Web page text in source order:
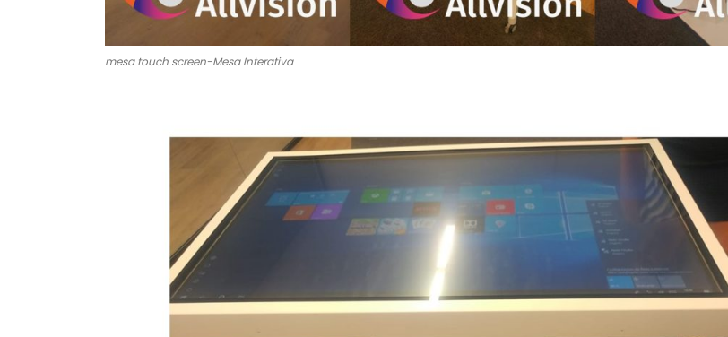
mesa touch screen-Mesa Interativa